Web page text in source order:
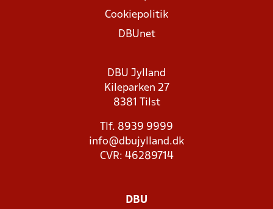
Cookiepolitik
DBUnet
DBU Jylland
Kileparken 27
8381 Tilst
Tlf. 8939 9999
info@dbujylland.dk
CVR: 46289714
DBU